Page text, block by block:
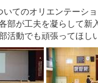
てのオリエンテーシ
部が工夫を凝らして新
活動でも頑張ってほし